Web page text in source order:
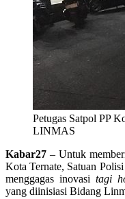
Petugas Satpol PP
LINMAS
Kabar27 – Untuk
Kota Ternate, Satuan
menggagas inovasi tagi
yang diinisiasi Bidang